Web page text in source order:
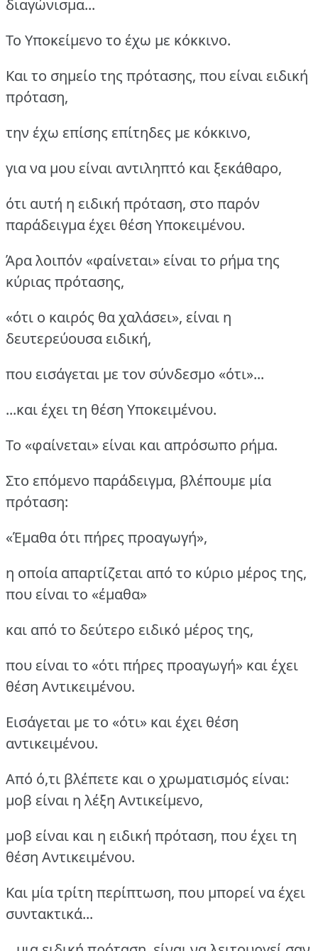
διαγώνισμα...
Το Υποκείμενο το έχω με κόκκινο.
Και το σημείο της πρότασης, που είναι ειδική
πρόταση,
την έχω επίσης επίτηδες με κόκκινο,
για να μου είναι αντιληπτό και ξεκάθαρο,
ότι αυτή η ειδική πρόταση, στο παρόν
παράδειγμα έχει θέση Υποκειμένου.
Άρα λοιπόν «φαίνεται» είναι το ρήμα της
κύριας πρότασης,
«ότι ο καιρός θα χαλάσει», είναι η
δευτερεύουσα ειδική,
που εισάγεται με τον σύνδεσμο «ότι»...
...και έχει τη θέση Υποκειμένου.
Το «φαίνεται» είναι και απρόσωπο ρήμα.
Στο επόμενο παράδειγμα, βλέπουμε μία
πρόταση:
«Έμαθα ότι πήρες προαγωγή»,
η οποία απαρτίζεται από το κύριο μέρος της,
που είναι το «έμαθα»
και από το δεύτερο ειδικό μέρος της,
που είναι το «ότι πήρες προαγωγή» και έχει
θέση Αντικειμένου.
Εισάγεται με το «ότι» και έχει θέση
αντικειμένου.
Από ό,τι βλέπετε και ο χρωματισμός είναι:
μοβ είναι η λέξη Αντικείμενο,
μοβ είναι και η ειδική πρόταση, που έχει τη
θέση Αντικειμένου.
Και μία τρίτη περίπτωση, που μπορεί να έχει
συντακτικά...